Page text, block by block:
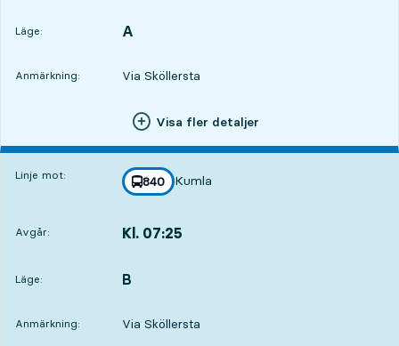
Läge:
LÄGE, A
,
Anmärkning: Via Sköllersta
Visa fler detaljer
Linje mot: linje
840
mot
Kumla
,
Avgår: Kl. 07:25
Läge:
LÄGE, B
,
Anmärkning: Via Sköllersta